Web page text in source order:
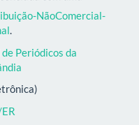
NãoComercial-
.
Periódicos da